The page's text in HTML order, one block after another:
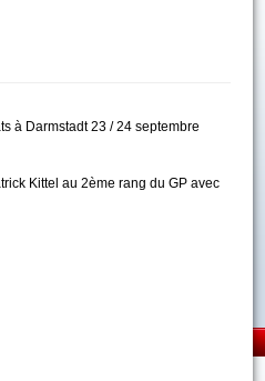
à Darmstadt 23 / 24 septembre
Kittel au 2ème rang du GP avec